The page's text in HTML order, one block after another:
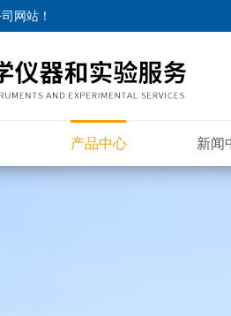
网站 ！
产品中心 新闻